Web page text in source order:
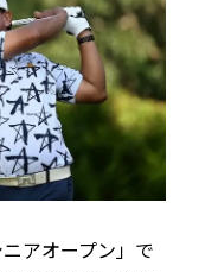
アオープン」で